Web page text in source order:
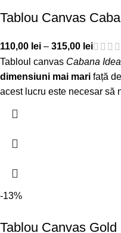
Tablou Canvas
110,00 lei – 315,00 lei
Tabloul canvas Cabana
dimensiuni mai mari față
acest lucru este necesar să
-13%
Tablou Canvas Gold